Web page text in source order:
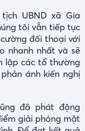
UBND xã Gia
tôi vẫn tiếp tục
đối thoại với
nhanh nhất và sẽ
lập các tổ thường
ánh kiến nghị
đã phát động
giải phóng mặt